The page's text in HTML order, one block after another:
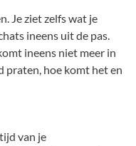
Je ziet zelfs wat je
ineens uit de pas.
ineens niet meer in
praten, hoe komt het en
van je